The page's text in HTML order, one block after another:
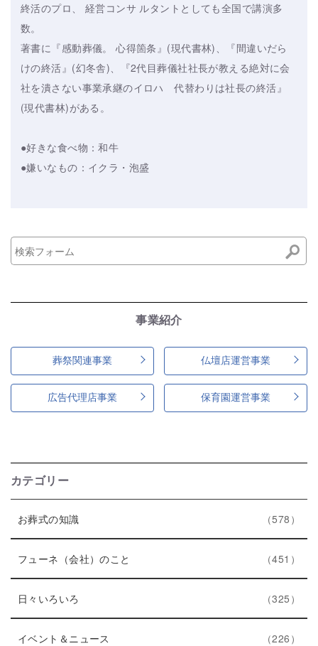
終活のプロ、 経営コンサ ルタントとしても全国で講演多
数。
著書に『感動葬儀。 心得箇条』(現代書林)、『間違いだら
けの終活』(幻冬舎)、『2代目葬儀社社長が教える絶対に会
社を潰さない事業承継のイロハ 代替わりは社長の終活』
(現代書林)がある。
●好きな食べ物：和牛
●嫌いなもの：イクラ・泡盛
事業紹介
葬祭関連事業 仏壇店運営事業
広告代理店事業 保育園運営事業
カテゴリー
お葬式の知識
ン
ト
リ
数
578
フューネ（会社）のこと
ン
リ
451
日々いろいろ
ン
ト
325
イベント＆ニュース 226